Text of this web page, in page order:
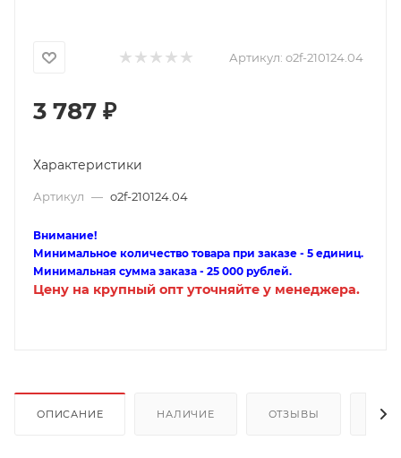
Артикул: o2f-210124.04
3 787 ₽
Характеристики
Артикул — o2f-210124.04
Внимание!
Минимальное количество товара при заказе - 5 единиц.
Минимальная сумма заказа - 25 000 рублей.
Цену на крупный опт уточняйте у менеджера.
ОПИСАНИЕ НАЛИЧИЕ ОТЗЫВЫ